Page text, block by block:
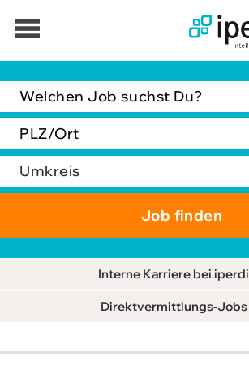
Interne Karriere bei iperdi
Direktvermittlungs-Jobs
Jobbörse
Bewerber
Unternehmen
Über iperdi
AGB
Impressum